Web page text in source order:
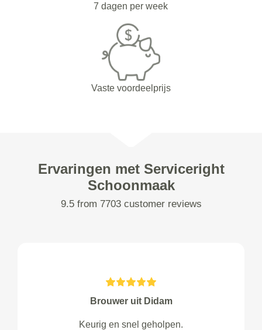
7 dagen per week
Vaste voordeelprijs
Ervaringen met Serviceright
Schoonmaak
9.5 from 7703 customer reviews
Brouwer uit Didam
Keurig en snel geholpen.